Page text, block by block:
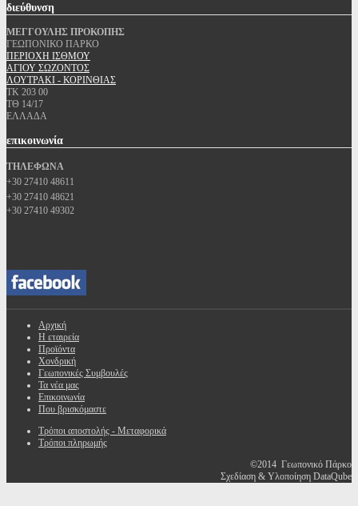
διεύθυνση
ΜΕΓΓΟΥΛΗΣ ΠΡΟΚΟΠΗΣ
ΓΕΩΠΟΝΙΚΟ ΠΑΡΚΟ
ΠΕΡΙΟΧΗ ΙΣΘΜΟΥ
ΑΓΙΟΥ ΣΩΖΟΝΤΟΣ
ΛΟΥΤΡΑΚΙ - ΚΟΡΙΝΘΙΑΣ
ΤΚ 203 00
ΤΘ 14/17
ΕΛΛΑΔΑ
επικοινωνία
ΤΗΛΕΦΩΝΑ
+30 27410 48611
+30 27410 48621
+30 27410 49302
Αρχική
Η εταιρεία
Προϊόντα
Χονδρική
Γεωπονικές Συμβουλές
Τα νέα μας
Επικοινωνία
Που βρισκόμαστε
Τρόποι αποστολής - Μεταφορικά
Τρόποι πληρωμής
©2014 Γεωπονικό Πάρκο
Σχεδίαση & Υλοποίηση DataQube